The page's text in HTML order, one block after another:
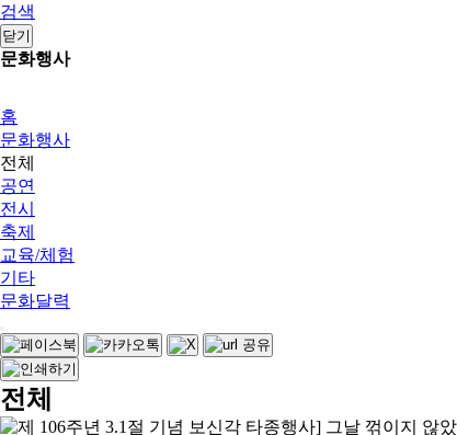
검색
닫기
문화행사
홈
문화행사
전체
공연
전시
축제
교육/체험
기타
문화달력
전체